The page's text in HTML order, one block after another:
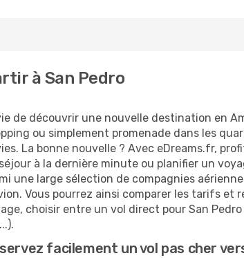
à San Pedro
de découvrir une nouvelle destination en
ou simplement promenade dans les
La bonne nouvelle ? Avec eDreams.fr,
à la dernière minute ou planifier un
une large sélection de compagnies
Vous pourrez ainsi comparer les tarifs et
choisir entre un vol direct pour San
facilement un vol pas cher